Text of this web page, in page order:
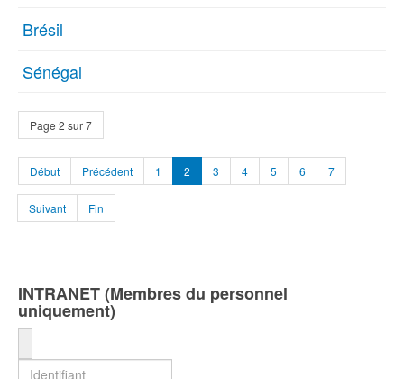
Brésil
Sénégal
Page 2 sur 7
Début Précédent 1 2 3 4 5 6 7
Suivant Fin
INTRANET (Membres du personnel
uniquement)